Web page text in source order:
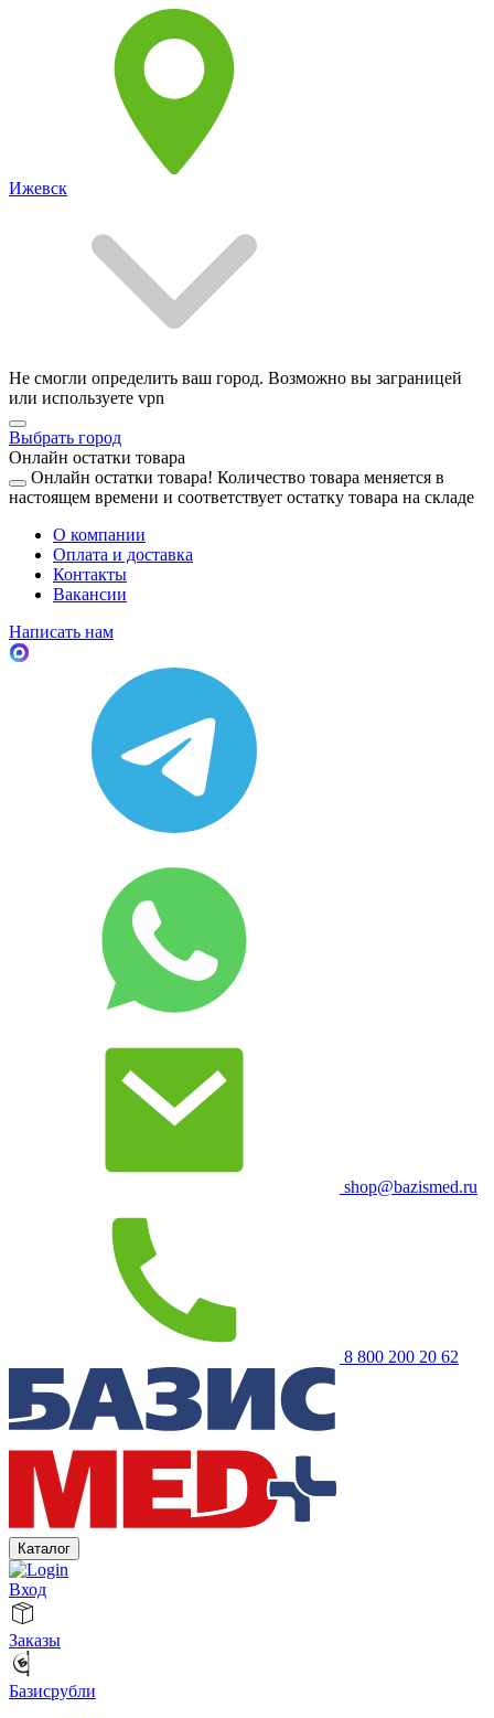
Ижевск
Не смогли определить ваш город. Возможно вы заграницей
или используете vpn
Выбрать город
Онлайн остатки товара
Онлайн остатки товара! Количество товара меняется в
настоящем времени и соответствует остатку товара на складе
О компании
Оплата и доставка
Контакты
Вакансии
Написать нам
shop@bazismed.ru
8 800 200 20 62
Каталог
Вход
Заказы
Базисрубли